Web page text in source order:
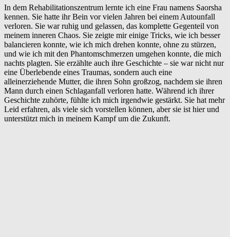
In dem Rehabilitationszentrum lernte ich eine Frau namens Saorsha
kennen. Sie hatte ihr Bein vor vielen Jahren bei einem Autounfall
verloren. Sie war ruhig und gelassen, das komplette Gegenteil von
meinem inneren Chaos. Sie zeigte mir einige Tricks, wie ich besser
balancieren konnte, wie ich mich drehen konnte, ohne zu stürzen,
und wie ich mit den Phantomschmerzen umgehen konnte, die mich
nachts plagten. Sie erzählte auch ihre Geschichte – sie war nicht nur
eine Überlebende eines Traumas, sondern auch eine
alleinerziehende Mutter, die ihren Sohn großzog, nachdem sie ihren
Mann durch einen Schlaganfall verloren hatte. Während ich ihrer
Geschichte zuhörte, fühlte ich mich irgendwie gestärkt. Sie hat mehr
Leid erfahren, als viele sich vorstellen können, aber sie ist hier und
unterstützt mich in meinem Kampf um die Zukunft.